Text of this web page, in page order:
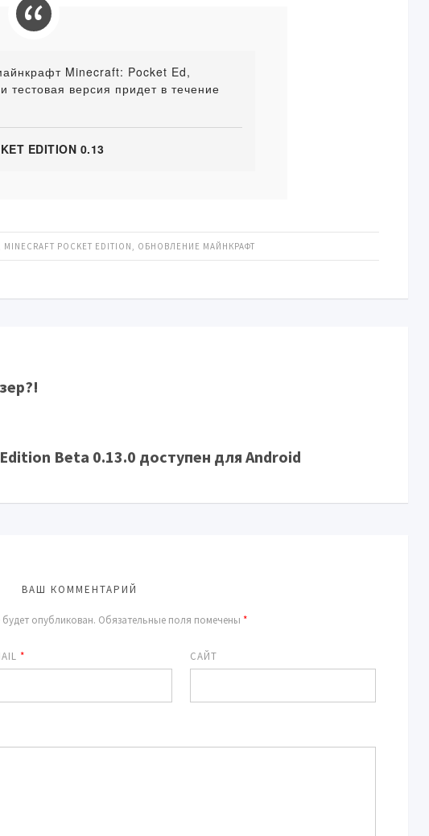
Minecraft: Pocket Ed,
тестовая версия придет в течение
EDITION 0.13
MINECRAFT POCKET EDITION ОБНОВЛЕНИЕ МАЙНКРАФТ
Beta 0.13.0 доступен для Android
ВАШ КОММЕНТАРИЙ
опубликован. Обязательные поля помечены *
* САЙТ